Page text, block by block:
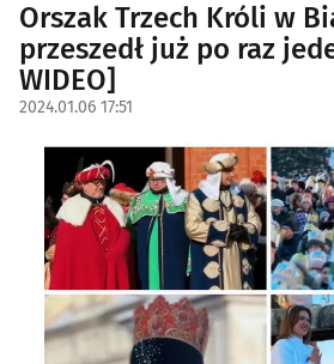
Orszak Trzech Króli w
przeszedł już po raz
WIDEO]
2024.01.06 17:51